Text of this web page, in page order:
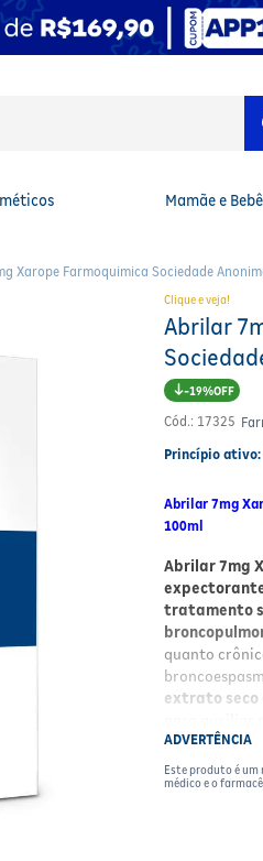
Mamãe e Bebê
Xarope Farmoquimica Sociedade
Clique e veja!
Abrilar
19%
Cód.: 17325
Princípio ativo:
Abrilar 7mg
100ml
Abrilar 7mg
tratamento
quanto
extrato seco
para
facilitando a
dos
ADVERTÊNCIA
Este produto é um
médico e o